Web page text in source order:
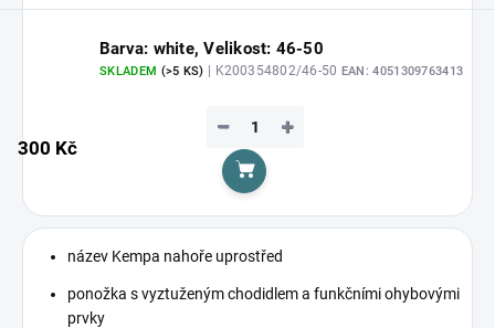
Barva: white, Velikost: 46-50
SKLADEM (>5 KS) | K200354802/46-50 EAN: 4051309763413
300 Kč
+
−
Do košíku
název Kempa nahoře uprostřed
ponožka s vyztuženým chodidlem a funkčními ohybovými
prvky